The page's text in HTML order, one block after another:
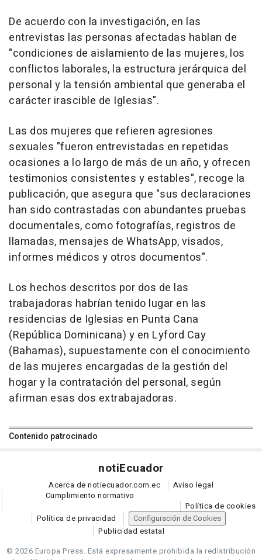
De acuerdo con la investigación, en las
entrevistas las personas afectadas hablan de
"condiciones de aislamiento de las mujeres, los
conflictos laborales, la estructura jerárquica del
personal y la tensión ambiental que generaba el
carácter irascible de Iglesias".
Las dos mujeres que refieren agresiones
sexuales "fueron entrevistadas en repetidas
ocasiones a lo largo de más de un año, y ofrecen
testimonios consistentes y estables", recoge la
publicación, que asegura que "sus declaraciones
han sido contrastadas con abundantes pruebas
documentales, como fotografías, registros de
llamadas, mensajes de WhatsApp, visados,
informes médicos y otros documentos".
Los hechos descritos por dos de las
trabajadoras habrían tenido lugar en las
residencias de Iglesias en Punta Cana
(República Dominicana) y en Lyford Cay
(Bahamas), supuestamente con el conocimiento
de las mujeres encargadas de la gestión del
hogar y la contratación del personal, según
afirman esas dos extrabajadoras.
Contenido patrocinado
notiEcuador
Acerca de notiecuador.com.ec
Aviso legal
Cumplimiento normativo
Política de cookies
Política de privacidad
Configuración de Cookies
Publicidad estatal
© 2026 Europa Press. Está expresamente prohibida la redistribución